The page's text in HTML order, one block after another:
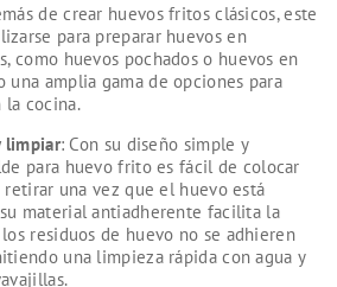
de crear huevos fritos clásicos, este
para preparar huevos en
como huevos pochados o huevos en
una amplia gama de opciones para
cocina.
limpiar: Con su diseño simple y
para huevo frito es fácil de colocar
una vez que el huevo está
material antiadherente facilita la
residuos de huevo no se adhieren
una limpieza rápida con agua y